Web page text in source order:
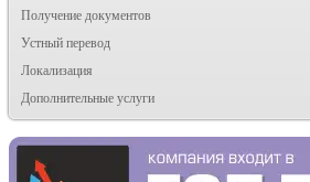
Получение документов
Устный перевод
Локализация
Дополнительные услуги